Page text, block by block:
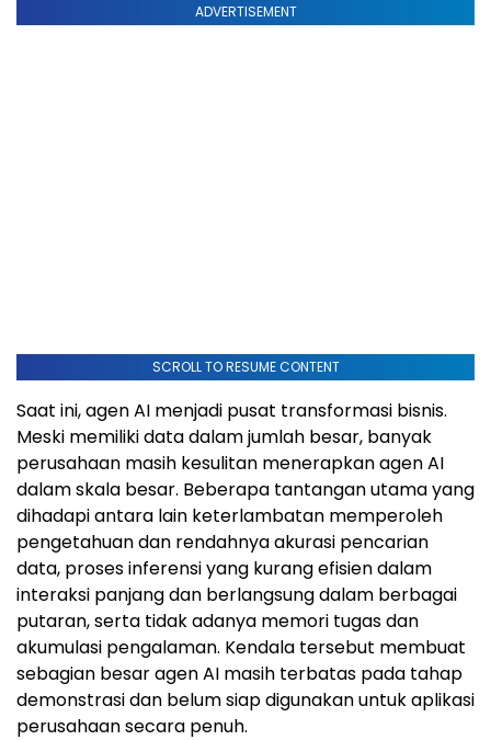
ADVERTISEMENT
SCROLL TO RESUME CONTENT
Saat ini, agen AI menjadi pusat transformasi bisnis.
Meski memiliki data dalam jumlah besar, banyak
perusahaan masih kesulitan menerapkan agen AI
dalam skala besar. Beberapa tantangan utama yang
dihadapi antara lain keterlambatan memperoleh
pengetahuan dan rendahnya akurasi pencarian
data, proses inferensi yang kurang efisien dalam
interaksi panjang dan berlangsung dalam berbagai
putaran, serta tidak adanya memori tugas dan
akumulasi pengalaman. Kendala tersebut membuat
sebagian besar agen AI masih terbatas pada tahap
demonstrasi dan belum siap digunakan untuk aplikasi
perusahaan secara penuh.